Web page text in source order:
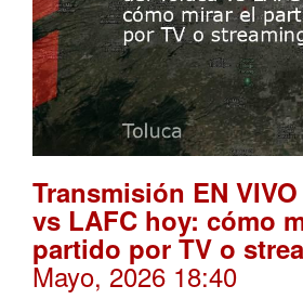
Transmisión EN
vs LAFC hoy: cómo
partido por TV o
Mayo, 2026 18:40